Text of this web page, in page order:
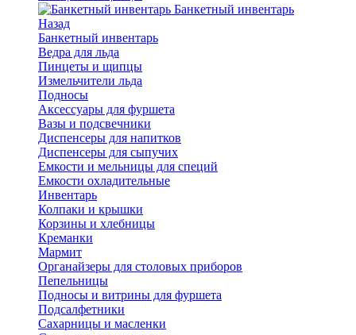
Банкетный инвентарь
Назад
Банкетный инвентарь
Ведра для льда
Пинцеты и щипцы
Измельчители льда
Подносы
Аксессуары для фуршета
Вазы и подсвечники
Диспенсеры для напитков
Диспенсеры для сыпучих
Емкости и мельницы для специй
Емкости охладительные
Инвентарь
Колпаки и крышки
Корзины и хлебницы
Креманки
Мармит
Органайзеры для столовых приборов
Пепельницы
Подносы и витрины для фуршета
Подсалфетники
Сахарницы и масленки